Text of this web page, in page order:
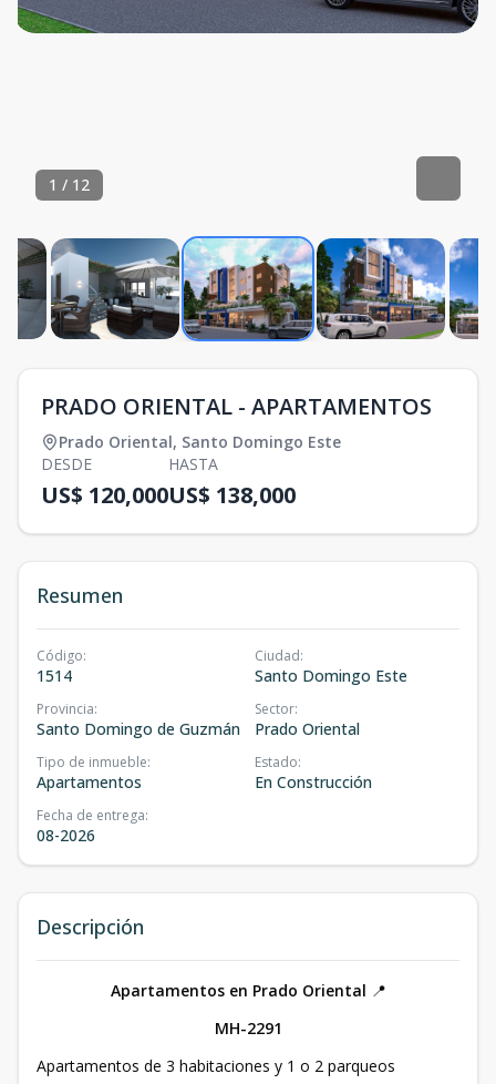
1 / 12
PRADO ORIENTAL - APARTAMENTOS
Prado Oriental, Santo Domingo Este
DESDE
US$ 120,000
HASTA
US$ 138,000
Resumen
Código:
1514
Ciudad:
Santo Domingo Este
Provincia:
Santo Domingo de Guzmán
Sector:
Prado Oriental
Tipo de inmueble:
Apartamentos
Estado:
En Construcción
Fecha de entrega:
08-2026
Descripción
Apartamentos en Prado Oriental 📍
MH-2291
Apartamentos de 3 habitaciones y 1 o 2 parqueos